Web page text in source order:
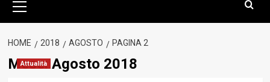
principale
HOME 2018 AGOSTO PAGINA 2
Mese:Agosto 2018
Attualità